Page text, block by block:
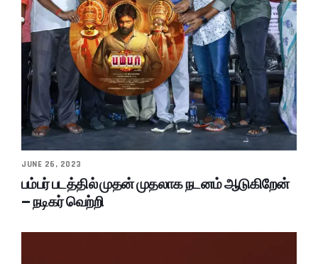
JUNE 26, 2023
பம்பர் படத்தில் முதன் முதலாக நடனம் ஆடுகிறேன்
– நடிகர் வெற்றி